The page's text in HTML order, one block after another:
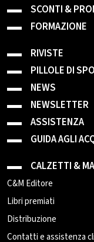
SCONTI &
FORMAZIONE
RIVISTE
PILLOLE DI
NEWS
NEWSLETTER
ASSISTENZA
GUIDA AGLI
CALZETTI &
C&M Editore
Libri premiati
Distribuzione
Contatti e assistenza